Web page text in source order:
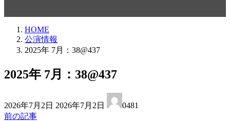
HOME
公演情報
2025年 7月：38@437
2025年 7月：38@437
2026年7月2日 終
2026年7月2日
0481
前の記事